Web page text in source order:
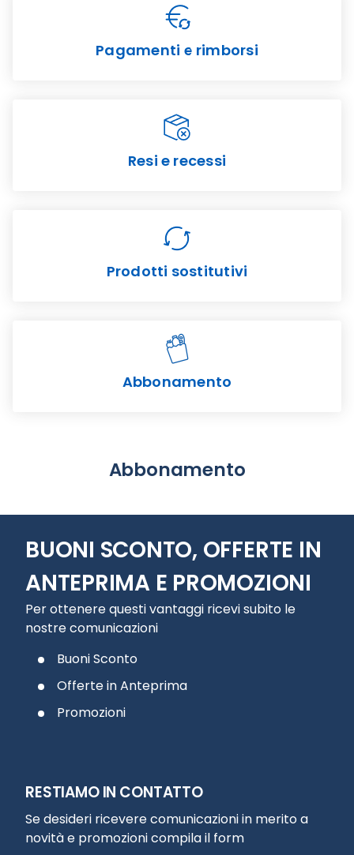
Pagamenti e rimborsi
Resi e recessi
Prodotti sostitutivi
Abbonamento
Abbonamento
BUONI SCONTO, OFFERTE IN
ANTEPRIMA E PROMOZIONI
Per ottenere questi vantaggi ricevi subito le
nostre comunicazioni
Buoni Sconto
Offerte in Anteprima
Promozioni
RESTIAMO IN CONTATTO
Se desideri ricevere comunicazioni in merito a
novità e promozioni compila il form